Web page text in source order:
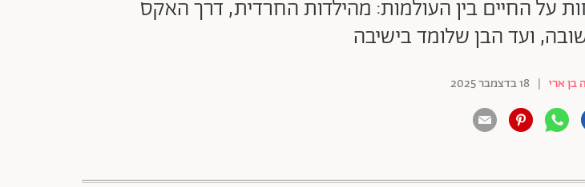
על החיים בין העולמות: מהילדות החרדית, דרך האקס
ועד הבן שלומד בישיבה
בן ארי | 18 בדצמבר 2025